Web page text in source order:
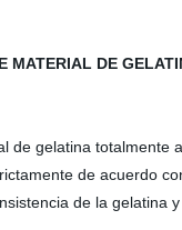
MATERIAL DE
de gelatina
de acuerdo
de la gelatina